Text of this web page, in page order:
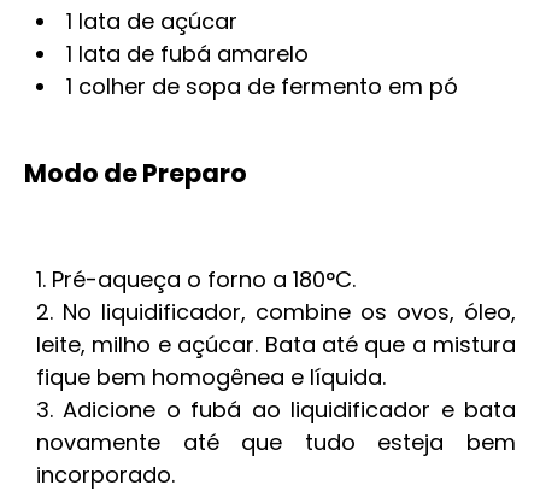
1 lata de açúcar
1 lata de fubá amarelo
1 colher de sopa de fermento em pó
Modo de Preparo
Pré-aqueça o forno a 180°C.
No liquidificador, combine os ovos, óleo,
leite, milho e açúcar. Bata até que a mistura
fique bem homogênea e líquida.
Adicione o fubá ao liquidificador e bata
novamente até que tudo esteja bem
incorporado.